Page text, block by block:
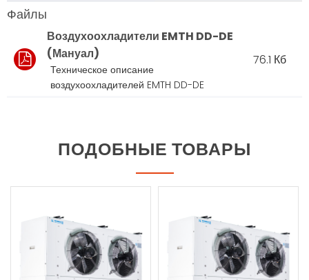
Файлы
Воздухоохладители EMTH DD-DE
(Мануал)
Техническое описание
воздухоохладителей EMTH DD-DE
76.1 Кб
ПОДОБНЫЕ ТОВАРЫ